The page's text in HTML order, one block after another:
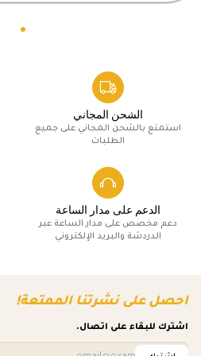
الشحن المجاني
استمتع بالشحن المجاني على جميع
الطلبات
الدعم على مدار الساعة
دعم مخصص على مدار الساعة عبر
الدردشة والبريد الإلكتروني
احصل على نشرتنا الممتعة!
اشترك للبقاء على اتصال.